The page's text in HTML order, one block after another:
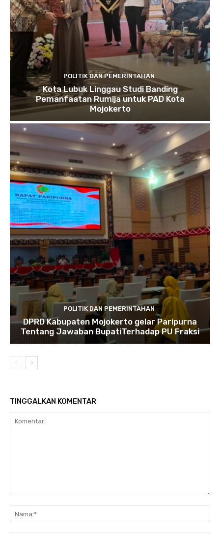
POLITIK DAN PEMERINTAHAN
Kota Lubuk Linggau Studi Banding
Pemanfaatan Rumija untuk PAD Kota
Mojokerto
POLITIK DAN PEMERINTAHAN
DPRD Kabupaten Mojokerto gelar Paripurna
Tentang Jawaban BupatiTerhadap PU Fraksi
TINGGALKAN KOMENTAR